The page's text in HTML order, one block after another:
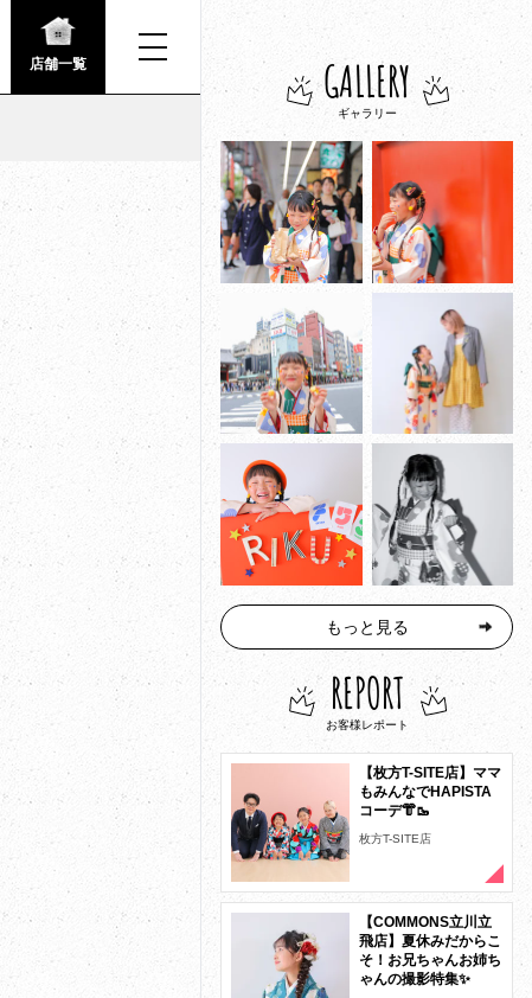
店舗一覧 GALLERY
ギャラリー
もっと見る
REPORT
お客様レポート
【枚方T-SITE店】ママ
もみんなでHAPISTA
コーデ👘🥾
枚方T-SITE店
【COMMONS立川立
飛店】夏休みだからこ
そ！お兄ちゃんお姉ち
ゃんの撮影特集✨